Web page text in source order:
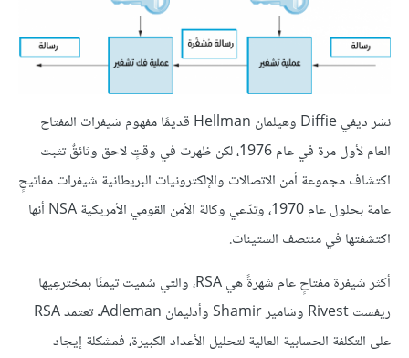
نشر ديفي Diffie وهيلمان Hellman قديمًا مفهوم شيفرات المفتاح
العام لأول مرة في عام 1976، لكن ظهرت في وقتٍ لاحق وثائقٌ تثبت
اكتشاف مجموعة أمن الاتصالات والإلكترونيات البريطانية شيفرات مفاتيحٍ
عامة بحلول عام 1970، وتدّعي وكالة الأمن القومي الأمريكية NSA أنها
اكتشفتها في منتصف الستينات.
أكثر شيفرة مفتاحٍ عام شهرةً هي RSA، والتي سُميت تيمنًا بمخترعِيها
ريفست Rivest وشامير Shamir وأدليمان Adleman. تعتمد RSA
على التكلفة الحسابية العالية لتحليل الأعداد الكبيرة، فمشكلة إيجاد